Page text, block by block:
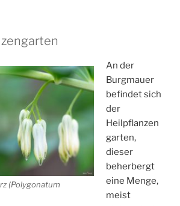
(Polygonatum
An der
Burgmauer
befindet sich
der
Heilpflanzen
garten,
dieser
beherbergt
eine Menge,
meist